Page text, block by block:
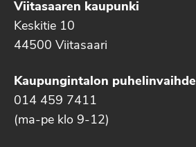
Viitasaaren kaupunki
Keskitie 10
44500 Viitasaari
Kaupungintalon puhelinvaihde
014 459 7411
(ma-pe klo 9-12)